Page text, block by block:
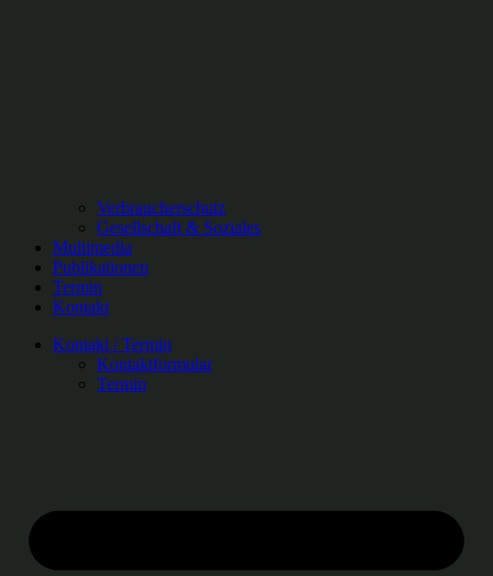
Verbraucherschutz
Gesellschaft & Soziales
Multimedia
Publikationen
Termin
Kontakt
Kontakt / Termin
Kontaktformular
Termin